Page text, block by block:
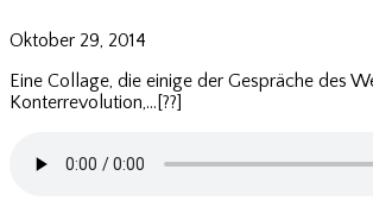
Oktober 29, 2014
Eine Collage, die einige der Gespräche des
Konterrevolution,…[??]